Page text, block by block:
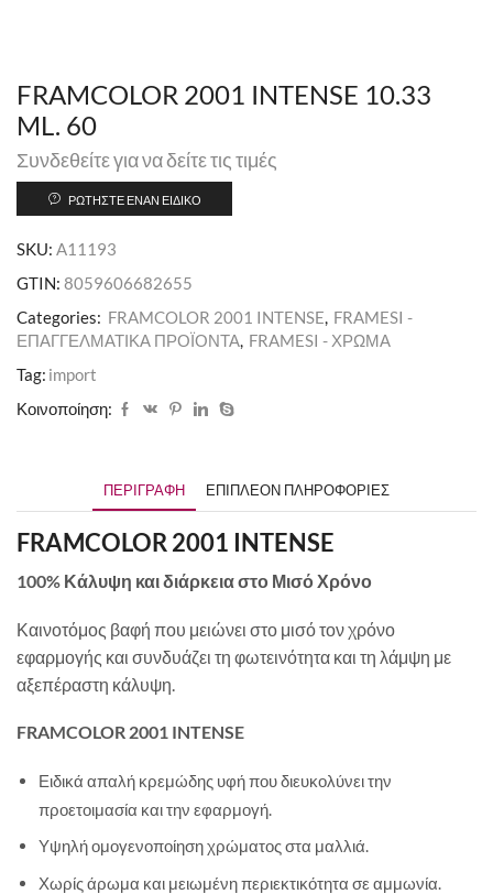
FRAMCOLOR 2001 INTENSE 10.33
ML. 60
Συνδεθείτε για να δείτε τις τιμές
ΡΩΤΉΣΤΕ ΈΝΑΝ ΕΙΔΙΚΌ
SKU: A11193
GTIN: 8059606682655
Categories: FRAMCOLOR 2001 INTENSE, FRAMESI -
ΕΠΑΓΓΕΛΜΑΤΙΚΑ ΠΡΟΪΟΝΤΑ, FRAMESI - ΧΡΩΜΑ
Tag: import
Κοινοποίηση:
ΠΕΡΙΓΡΑΦΉ ΕΠΙΠΛΈΟΝ ΠΛΗΡΟΦΟΡΊΕΣ
FRAMCOLOR 2001 INTENSE
100% Κάλυψη και διάρκεια στο Μισό Χρόνο
Καινοτόμος βαφή που μειώνει στο μισό τον χρόνο
εφαρμογής και συνδυάζει τη φωτεινότητα και τη λάμψη με
αξεπέραστη κάλυψη.
FRAMCOLOR 2001 INTENSE
Ειδικά απαλή κρεμώδης υφή που διευκολύνει την
προετοιμασία και την εφαρμογή.
Υψηλή ομογενοποίηση χρώματος στα μαλλιά.
Χωρίς άρωμα και μειωμένη περιεκτικότητα σε αμμωνία.